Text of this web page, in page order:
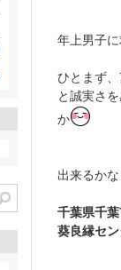
年上男子
ひとまず
と誠実さ
か
出来るかな
千葉県千
葵良縁セ